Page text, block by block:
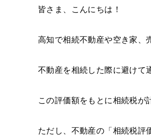
皆さま、こんにちは！
高知で相続不動産や空き家、
不動産を相続した際に避けて
この評価額をもとに相続税が
ただし、不動産の「相続税評